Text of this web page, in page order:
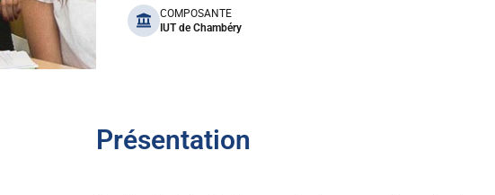
benefits
COMPOSANTE
IUT de Chambéry
Présentation